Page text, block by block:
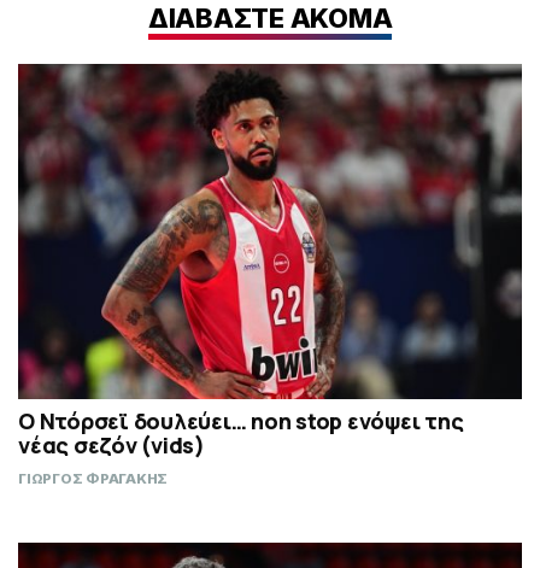
ΔΙΑΒΑΣΤΕ ΑΚΟΜΑ
Ο Ντόρσεϊ δουλεύει… non stop ενόψει της
νέας σεζόν (vids)
ΓΙΩΡΓΟΣ ΦΡΑΓΑΚΗΣ